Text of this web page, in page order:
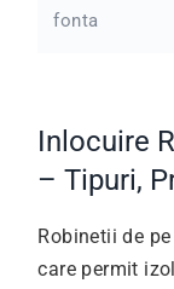
fonta
Inlocuire
– Tipuri,
Robinetii de
care permit